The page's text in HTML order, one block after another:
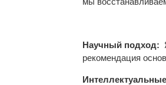
Научный подход:
рекомендация